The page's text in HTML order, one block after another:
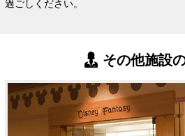
過ごしください。
その他施設